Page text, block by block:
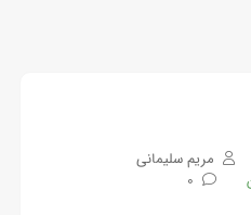
مریم سلیمانی
0